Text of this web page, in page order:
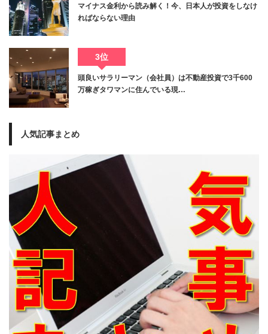
マイナス金利から読み解く！今、日本人が投資をしなけ
ればならない理由
3位
頭良いサラリーマン（会社員）は不動産投資で3千600
万稼ぎタワマンに住んでいる現…
人気記事まとめ